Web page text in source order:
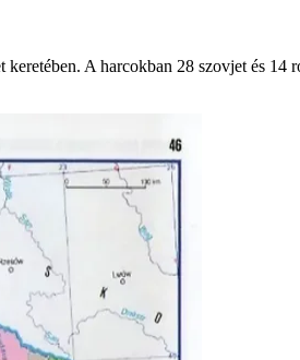
A harcokban 28 szovjet és